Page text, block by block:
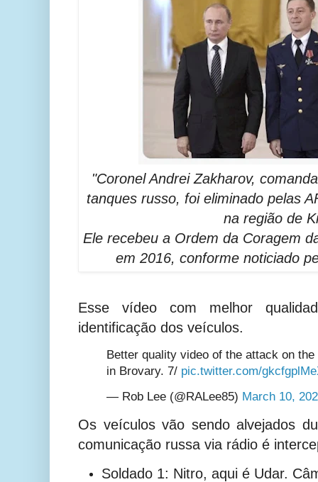
"Coronel Andrei Zakharov,
tanques russo, foi eliminado pelas
na região de
Ele recebeu a Ordem da Coragem
em 2016, conforme noticiado
Esse vídeo com melhor
identificação dos veículos.
Better quality video of the attack on
in Brovary. 7/ pic.twitter.com/
— Rob Lee (@RALee85) March 10,
Os veículos vão sendo alvejados
comunicação russa via rádio é
Soldado 1: Nitro, aqui é Udar.